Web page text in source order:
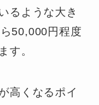
るような大き
50,000円程度
す。
高くなるポイ